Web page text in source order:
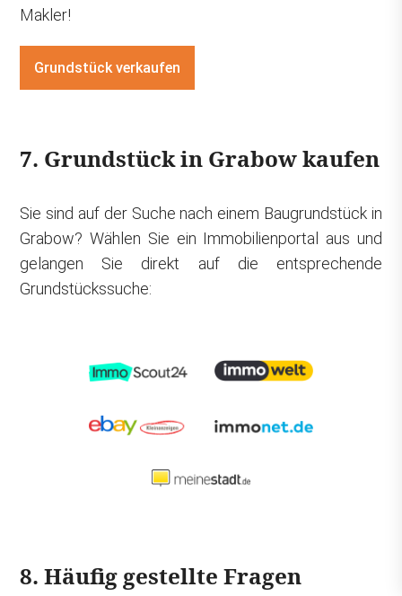
Makler!
Grundstück verkaufen
7. Grundstück in Grabow kaufen
Sie sind auf der Suche nach einem Baugrundstück in
Grabow? Wählen Sie ein Immobilienportal aus und
gelangen Sie direkt auf die entsprechende
Grundstückssuche:
8. Häufig gestellte Fragen